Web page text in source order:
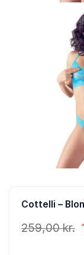
Cottelli –
259,00kr.